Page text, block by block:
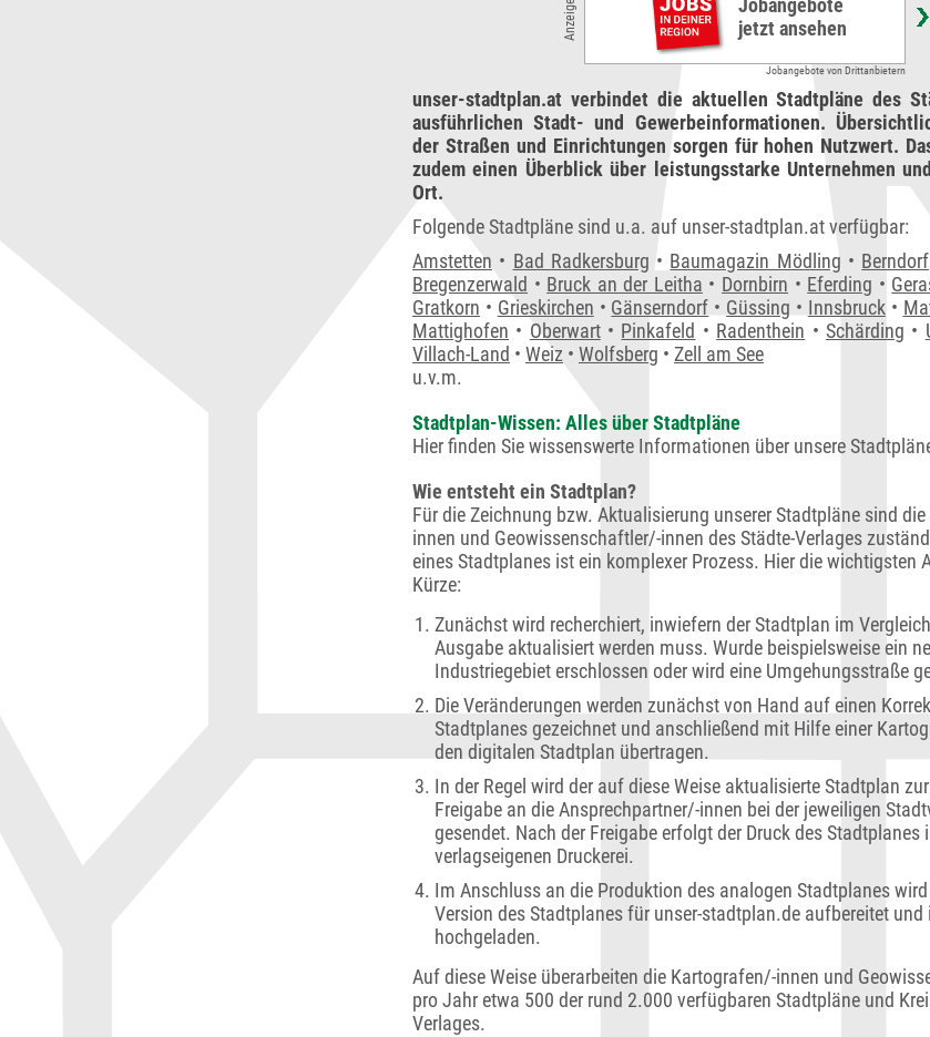
Anzeigen DFG-Mitarbeiter, Gärtner- Winterdienst
Ernst Kahr RSR e.U. • Graz
Jobangebote von Drittanbietern
unser-stadtplan.at verbindet die aktuellen Stadtpläne des
ausführlichen Stadt- und Gewerbeinformationen.
der Straßen und Einrichtungen sorgen für hohen Nutzwert.
zudem einen Überblick über leistungsstarke Unternehmen
Ort.
Folgende Stadtpläne sind u.a. auf unser-stadtplan.at verfügbar:
Amstetten • Bad Radkersburg • Baumagazin Mödling • Berndorf
Bregenzerwald • Bruck an der Leitha • Dornbirn • Eferding •
Gratkorn • Grieskirchen • Gänserndorf • Güssing • Innsbruck•
Mattighofen • Oberwart• Pinkafeld • Radenthein • Schärding •
Villach-Land • Weiz • Wolfsberg • Zell am See
u.v.m.
Stadtplan-Wissen: Alles über Stadtpläne
Hier finden Sie wissenswerte Informationen über unsere
Wie entsteht ein Stadtplan?
Für die Zeichnung bzw. Aktualisierung unserer Stadtpläne sind
innen und Geowissenschaftler/-innen des Städte-Verlages
eines Stadtplanes ist ein komplexer Prozess. Hier die wichtigsten
Kürze:
Zunächst wird recherchiert, inwiefern der Stadtplan im
Ausgabe aktualisiert werden muss. Wurde beispielsweise ein
Industriegebiet erschlossen oder wird eine Umgehungsstraße
Die Veränderungen werden zunächst von Hand auf einen
Stadtplanes gezeichnet und anschließend mit Hilfe einer
den digitalen Stadtplan übertragen.
In der Regel wird der auf diese Weise aktualisierte Stadtplan
Freigabe an die Ansprechpartner/-innen bei der jeweiligen
gesendet. Nach der Freigabe erfolgt der Druck des Stadtplanes
verlagseigenen Druckerei.
Im Anschluss an die Produktion des analogen Stadtplanes
Version des Stadtplanes für unser-stadtplan.de aufbereitet und
hochgeladen.
Auf diese Weise überarbeiten die Kartografen/-innen und
pro Jahr etwa 500 der rund 2.000 verfügbaren Stadtpläne und
Verlages.